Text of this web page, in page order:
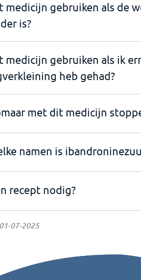
medicijn gebruiken als de
is?
medicijn gebruiken als ik
heb gehad?
met dit medicijn
namen is
recept nodig?
01-07-2025